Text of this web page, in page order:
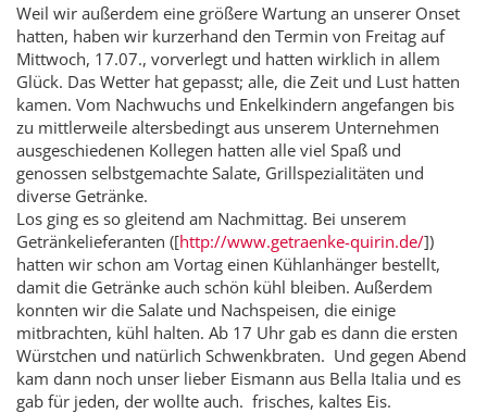
Weil wir außerdem eine größere Wartung an unserer Onset
hatten, haben wir kurzerhand den Termin von Freitag auf
Mittwoch, 17.07., vorverlegt und hatten wirklich in allem
Glück. Das Wetter hat gepasst; alle, die Zeit und Lust hatten
kamen. Vom Nachwuchs und Enkelkindern angefangen bis
zu mittlerweile altersbedingt aus unserem Unternehmen
ausgeschiedenen Kollegen hatten alle viel Spaß und
genossen selbstgemachte Salate, Grillspezialitäten und
diverse Getränke.
Los ging es so gleitend am Nachmittag. Bei unserem
Getränkelieferanten ([http://www.getraenke-quirin.de/])
hatten wir schon am Vortag einen Kühlanhänger bestellt,
damit die Getränke auch schön kühl bleiben. Außerdem
konnten wir die Salate und Nachspeisen, die einige
mitbrachten, kühl halten. Ab 17 Uhr gab es dann die ersten
Würstchen und natürlich Schwenkbraten. Und gegen Abend
kam dann noch unser lieber Eismann aus Bella Italia und es
gab für jeden, der wollte auch. frisches, kaltes Eis.